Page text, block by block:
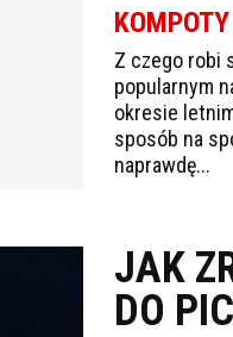
KOMPOTY
Z czego robi
popularnym
okresie
sposób na
naprawdę...
JAK
DO